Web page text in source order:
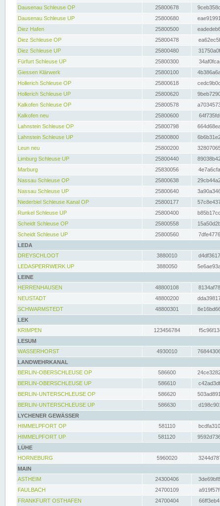
Dausenau Schleuse OP
25800678
Dausenau Schleuse UP
25800680
Diez Hafen
25800500
Diez Schleuse OP
25800478
Diez Schleuse UP
25800480
Fürfurt Schleuse UP
25800300
Giessen Klärwerk
25800100
Hollerich Schleuse OP
25800618
Hollerich Schleuse UP
25800620
Kalkofen Schleuse OP
25800578
Kalkofen neu
25800600
Lahnstein Schleuse OP
25800798
Lahnstein Schleuse UP
25800800
Leun neu
25800200
Limburg Schleuse UP
25800440
Marburg
25830056
Nassau Schleuse OP
25800638
Nassau Schleuse UP
25800640
Niederbiel Schleuse Kanal OP
25800177
Runkel Schleuse UP
25800400
Scheidt Schleuse OP
25800558
Scheidt Schleuse UP
25800560
LEDA
DREYSCHLOOT
3880010
LEDASPERRWERK UP
3880050
LEINE
HERRENHAUSEN
48800108
NEUSTADT
48800200
SCHWARMSTEDT
48800301
LEK
KRIMPEN
123456784
LESUM
WASSERHORST
4930010
LANDWEHRKANAL
BERLIN-OBERSCHLEUSE OP
586600
BERLIN-OBERSCHLEUSE UP
586610
BERLIN-UNTERSCHLEUSE OP
586620
BERLIN-UNTERSCHLEUSE UP
586630
LYCHENER GEWÄSSER
HIMMELPFORT OP
581110
HIMMELPFORT UP
581120
LÜHE
HORNEBURG
5960020
MAIN
ASTHEIM
24300406
FAULBACH
24700109
FRANKFURT OSTHAFEN
24700404